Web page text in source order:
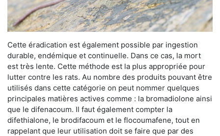
Cette éradication est également possible par ingestion
durable, endémique et continuelle. Dans ce cas, la mort
est très lente. Cette méthode est la plus appropriée pour
lutter contre les rats. Au nombre des produits pouvant être
utilisés dans cette catégorie on peut nommer quelques
principales matières actives comme : la bromadiolone ainsi
que le difenacoum. Il faut également compter la
difethialone, le brodifacoum et le flocoumafene, tout en
rappelant que leur utilisation doit se faire que par des